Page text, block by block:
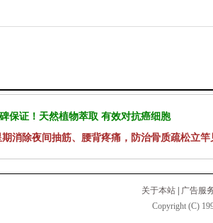
保证！天然植物萃取 有效对抗癌细胞
消除夜间抽筋、腰背疼痛，防治骨质疏松立竿
关于本站
广告服
Copyright (C)